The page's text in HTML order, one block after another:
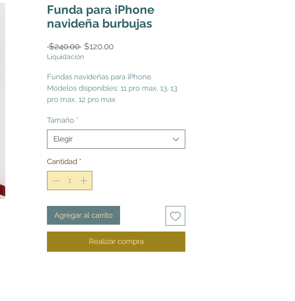
Funda para iPhone
navideña burbujas
$240.00 Precio
$120.00Precio
Liquidación
Fundas navideñas para iPhone.
Modelos disponibles: 11 pro max, 13, 13
pro max, 12 pro max
Tamaño *
Elegir
Cantidad *
Agregar al carrito
Realizar compra